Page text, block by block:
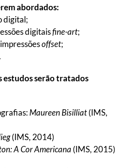
abordados:
digital;
digitaisfine-art;
offset;
estudos serão tratados
Maureen Bisilliat(IMS,
(IMS, 2014)
A Cor Americana (IMS, 2015)